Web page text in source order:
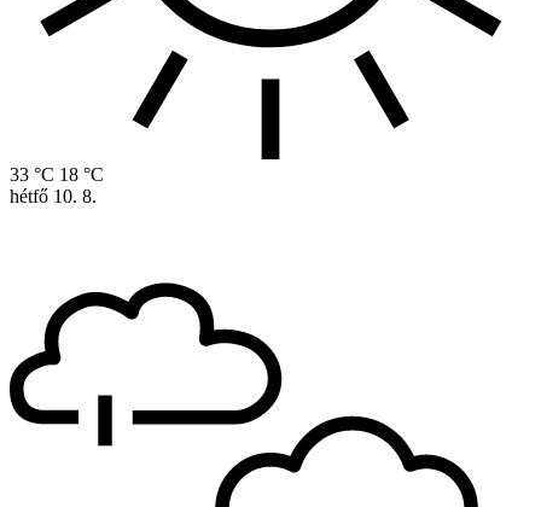
33 °C 18 °C
hétfő 10. 8.